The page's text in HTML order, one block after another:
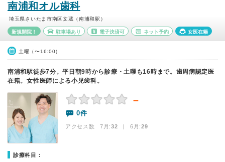
南浦和オル歯科
埼玉県さいたま市南区文蔵（南浦和駅）
新規開院！ 駐車場あり 電子決済可 ネット予約 女医在籍
土曜（〜16:00）
南浦和駅徒歩7分。平日朝9時から診療・土曜も16時まで。歯周病認定医
在籍。女性医師による小児歯科。
－
0件
アクセス数 7月:32 | 6月:29
診療科目：